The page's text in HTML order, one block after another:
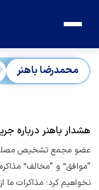
محمدرضا باهنر
هشدار باهنر درباره
عضو مجمع تشخیص مصلحت
“موافق” و “مخالف”
نخواهیم کرد؛ مذاکرات